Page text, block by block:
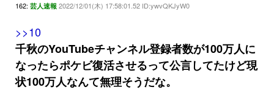
162: 芸人速報 2022/12/01(木) 17:58:01.52 ID:ywvQKJyW0
>>10
千秋のYouTubeチャンネル登録者数が100万人に
なったらポケビ復活させるって公言してたけど現
状100万人なんて無理そうだな。